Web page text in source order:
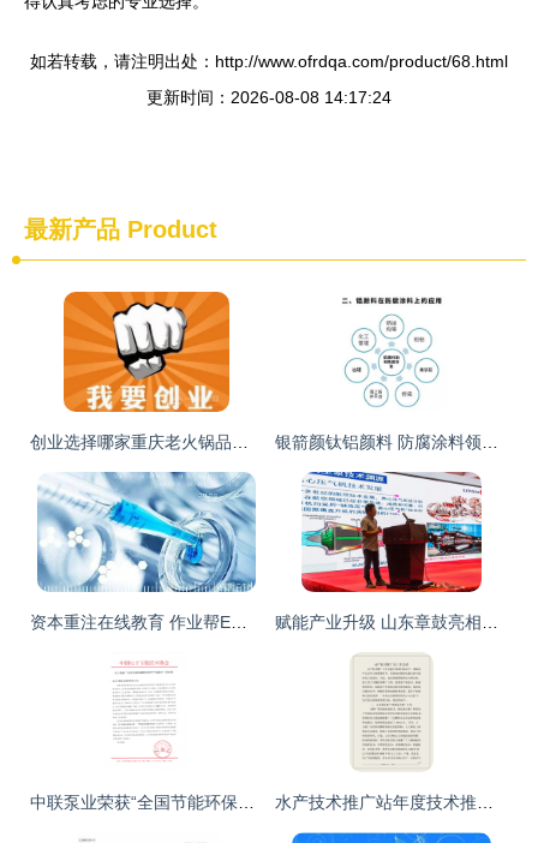
如若转载，请注明出处：http://www.ofrdqa.com/product/68.html
更新时间：2026-08-08 14:17:24
最新产品 Product